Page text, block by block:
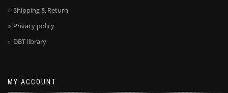
Shipping & Return
Privacy policy
DBT library
MY ACCOUNT